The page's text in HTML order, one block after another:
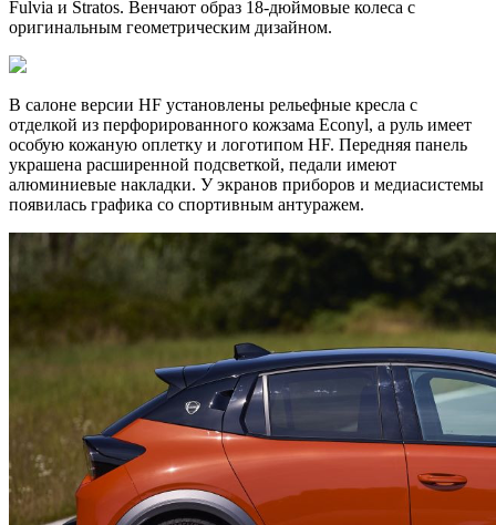
Fulvia и Stratos. Венчают образ 18-дюймовые колеса с
оригинальным геометрическим дизайном.
В салоне версии HF установлены рельефные кресла с
отделкой из перфорированного кожзама Econyl, а руль имеет
особую кожаную оплетку и логотипом HF. Передняя панель
украшена расширенной подсветкой, педали имеют
алюминиевые накладки. У экранов приборов и медиасистемы
появилась графика со спортивным антуражем.